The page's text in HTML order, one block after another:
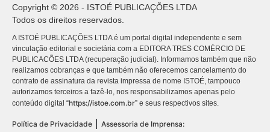
Copyright © 2026 - ISTOÉ PUBLICAÇÕES LTDA
Todos os direitos reservados.
A ISTOÉ PUBLICAÇÕES LTDA é um portal digital independente e sem
vinculação editorial e societária com a EDITORA TRES COMÉRCIO DE
PUBLICACÕES LTDA (recuperação judicial). Informamos também que não
realizamos cobranças e que também não oferecemos cancelamento do
contrato de assinatura da revista impressa de nome ISTOÉ, tampouco
autorizamos terceiros a fazê-lo, nos responsabilizamos apenas pelo
conteúdo digital “https://istoe.com.br” e seus respectivos sites.
Política de Privacidade Assessoria de Imprensa: